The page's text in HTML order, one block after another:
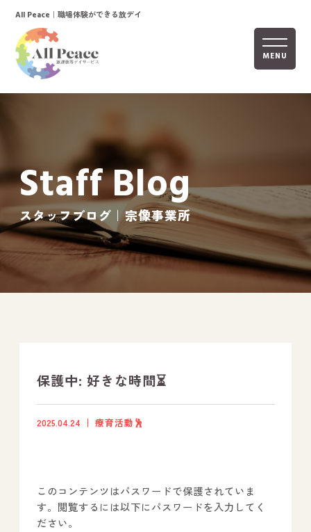
MENU
ホーム
活動内容
ご利用までの流れ
採用情報
自己評価表
社内行事
事業所のご案内
－ オールピース宗像事業所
All Peace ｜職場体験ができる放デイ
Staff Blog
スタッフブログ｜宗像事業所
保護中: 好きな時間⏳
2025.04.24 療育活動🕺
このコンテンツはパスワードで保護されていま
す。閲覧するには以下にパスワードを入力してく
ださい。